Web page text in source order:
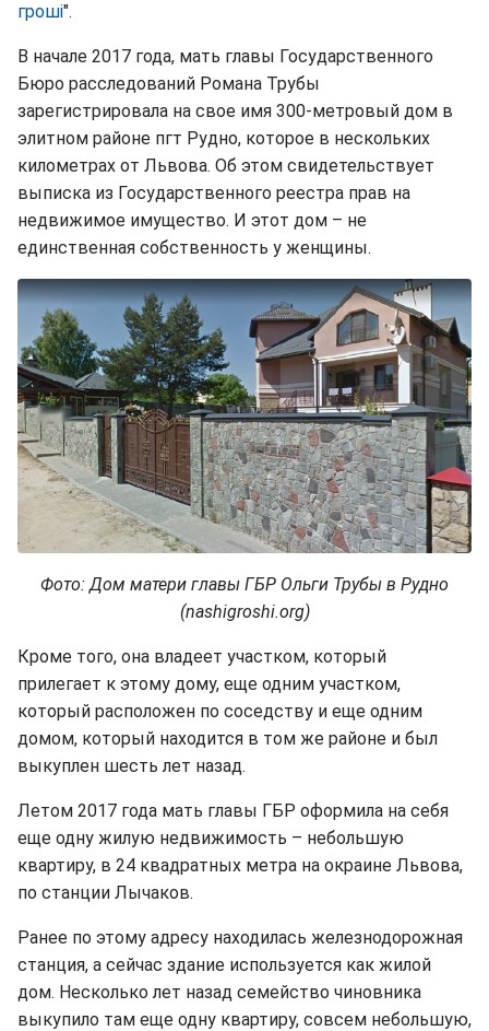
гроші".
В начале 2017 года, мать главы Государственного
Бюро расследований Романа Трубы
зарегистрировала на свое имя 300-метровый дом в
элитном районе пгт Рудно, которое в нескольких
километрах от Львова. Об этом свидетельствует
выписка из Государственного реестра прав на
недвижимое имущество. И этот дом – не
единственная собственность у женщины.
Фото: Дом матери главы ГБР Ольги Трубы в Рудно
(nashigroshi.org)
Кроме того, она владеет участком, который
прилегает к этому дому, еще одним участком,
который расположен по соседству и еще одним
домом, который находится в том же районе и был
выкуплен шесть лет назад.
Летом 2017 года мать главы ГБР оформила на себя
еще одну жилую недвижимость – небольшую
квартиру, в 24 квадратных метра на окраине Львова,
по станции Лычаков.
Ранее по этому адресу находилась железнодорожная
станция, а сейчас здание используется как жилой
дом. Несколько лет назад семейство чиновника
выкупило там еще одну квартиру, совсем небольшую,